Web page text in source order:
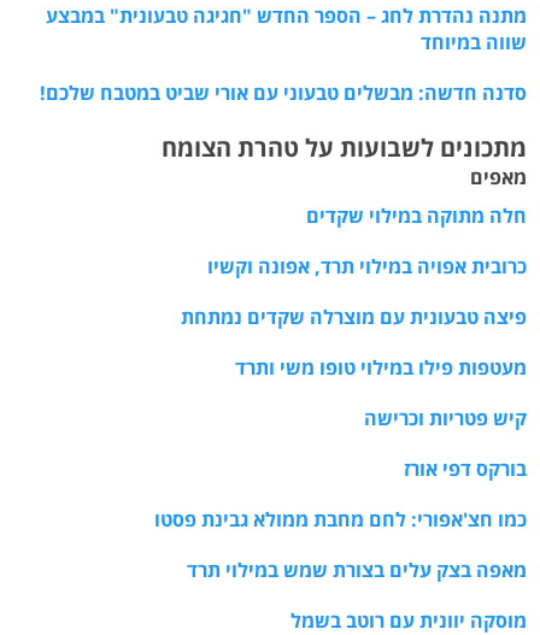
מתנה נהדרת לחג – הספר החדש "חגיגה טבעונית" במבצע
שווה במיוחד
סדנה חדשה: מבשלים טבעוני עם אורי שביט במטבח שלכם!
מתכונים לשבועות על טהרת הצומח
מאפים
חלה מתוקה במילוי שקדים
כרובית אפויה במילוי תרד, אפונה וקשיו
פיצה טבעונית עם מוצרלה שקדים נמתחת
מעטפות פילו במילוי טופו משי ותרד
קיש פטריות וכרישה
בורקס דפי אורז
כמו חצ'אפורי: לחם מחבת ממולא גבינת פסטו
מאפה בצק עלים בצורת שמש במילוי תרד
מוסקה יוונית עם רוטב בשמל